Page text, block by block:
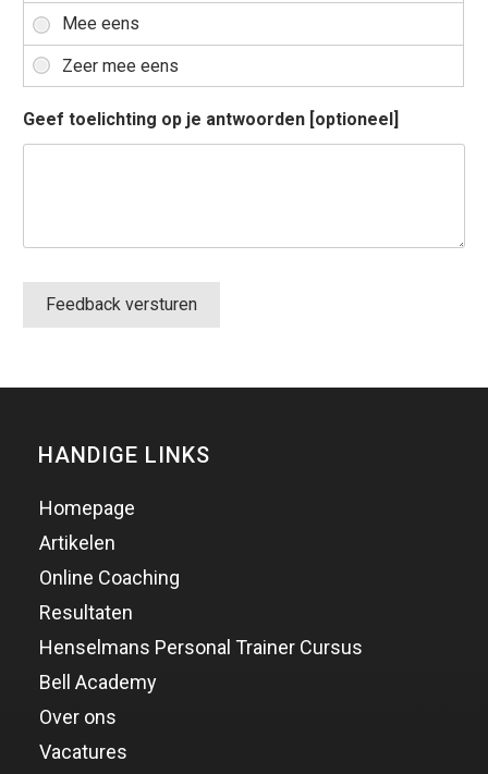
Geef toelichting op je antwoorden [optioneel]
Feedback versturen
HANDIGE LINKS
Homepage
Artikelen
Online Coaching
Resultaten
Henselmans Personal Trainer Cursus
Bell Academy
Over ons
Vacatures